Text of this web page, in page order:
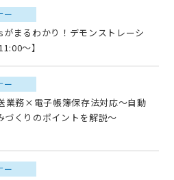
ー
がまるわかり！デモンストレーシ
～】
ー
業務×電子帳簿保存法対応～自動
くりのポイントを解説～
ー